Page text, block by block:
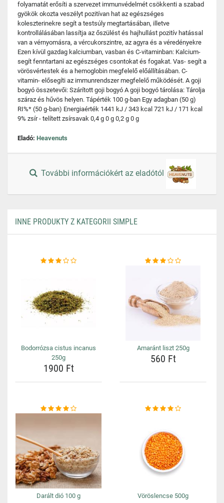
folyamatát erősíti a szervezet immunvédelmét csökkenti a szabad
gyökök okozta veszélyt pozitívan hat az egészséges
koleszterinekre segít a testsúly megtartásában, illetve
kontrollálásában lassítja az őszülést és hajhullást pozitív hatással
van a vérnyomásra, a vércukorszintre, az agyra és a véredényekre
Ezen kívül gazdag kalciumban, vasban és C-vitaminban: Kalcium-
segít fenntartani az egészséges csontokat és fogakat. Vas- segít a
vörösvértestek és a hemoglobin megfelelő előállításában. C-
vitamin- elősegíti az immunrendszer megfelelő működését. A goji
bogyó összetevői: Szárított goji bogyó A goji bogyó tárolása: Tárolja
száraz és hűvös helyen. Tápérték 100 g-ban Egy adagban (50 g)
RI%* (50 g-ban) Energiaérték 1441 kJ / 343 kcal 721 kJ / 171 kcal
9% zsír - telített zsírsavak 0,4 g 0 g 0,2 g 0 g
Eladó: Heavenuts
További információkért az eladótól
INNE PRODUKTY Z KATEGORII SIMPLE
Bodorrózsa cistus incanus
250g
1900 Ft
Amaránt liszt 250g
560 Ft
Darált dió 100 g Vöröslencse 500g